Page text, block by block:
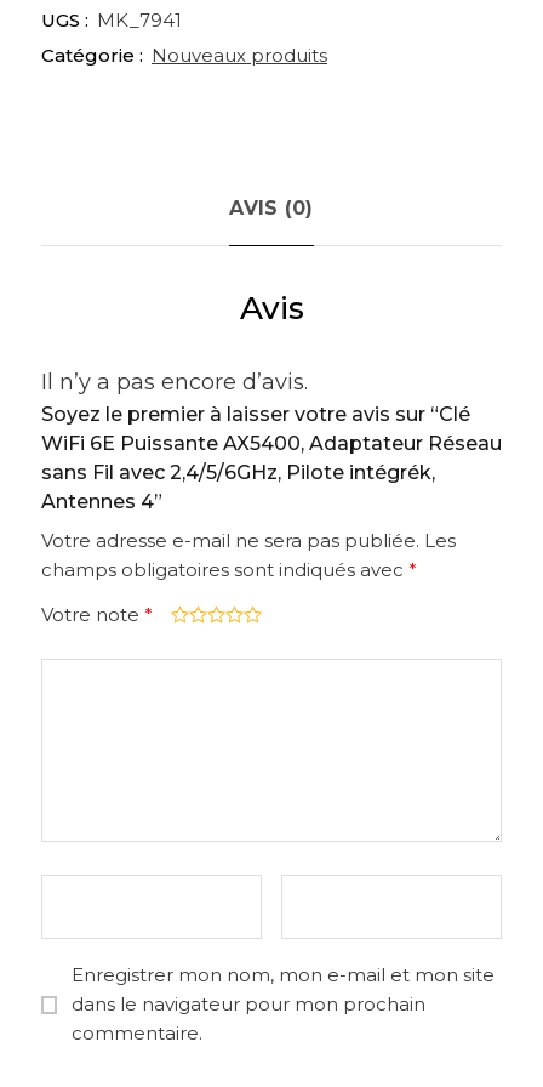
6E
Puissante
UGS : MK_7941
Catégorie : Nouveaux produits
AVIS (0)
Avis
Il n’y a pas encore d’avis.
Soyez le premier à laisser votre avis sur “Clé
WiFi 6E Puissante AX5400, Adaptateur Réseau
sans Fil avec 2,4/5/6GHz, Pilote intégrék,
Antennes 4”
Votre adresse e-mail ne sera pas publiée. Les
champs obligatoires sont indiqués avec *
Votre note *
Enregistrer mon nom, mon e-mail et mon site
dans le navigateur pour mon prochain
commentaire.